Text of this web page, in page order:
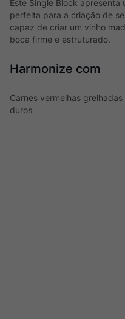
Este Single Block
perfeita para a criação de
capaz de criar um vinho
boca firme e estruturado.
Harmonize com
Carnes vermelhas
duros